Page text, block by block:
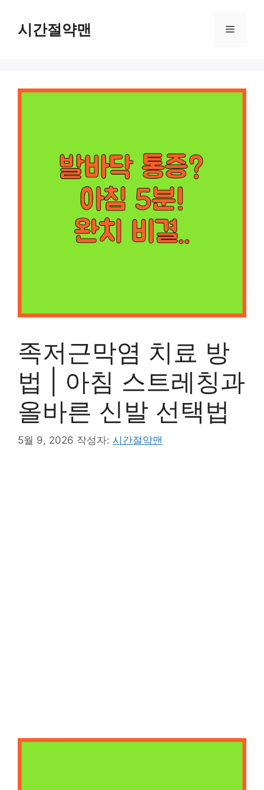
시간절약맨 메
족저근막염 치료 방
법 | 아침 스트레칭과
올바른 신발 선택법
5월 9, 2026 작성자: 시간절약맨